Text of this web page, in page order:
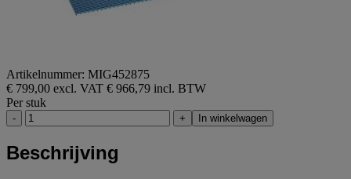
Artikelnummer: MIG452875
€ 799,00 excl. VAT € 966,79 incl. BTW
Per stuk
- + In winkelwagen
Beschrijving